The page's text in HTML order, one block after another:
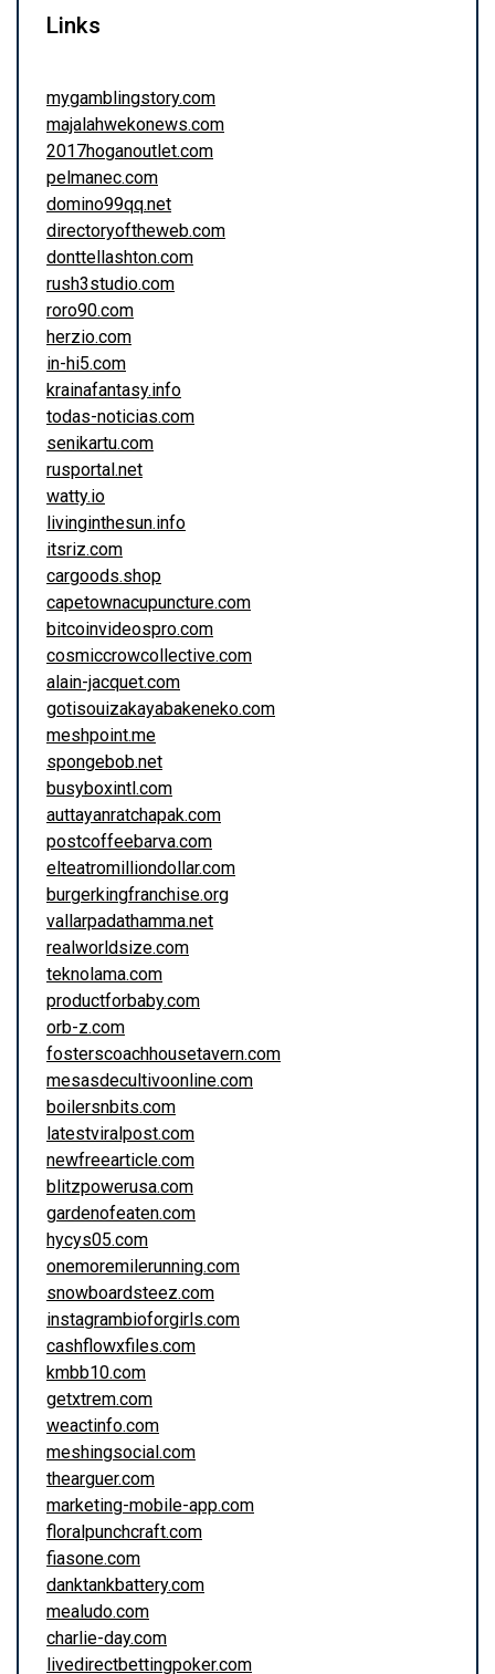
Links
mygamblingstory.com
majalahwekonews.com
2017hoganoutlet.com
pelmanec.com
domino99qq.net
directoryoftheweb.com
donttellashton.com
rush3studio.com
roro90.com
herzio.com
in-hi5.com
krainafantasy.info
todas-noticias.com
senikartu.com
rusportal.net
watty.io
livinginthesun.info
itsriz.com
cargoods.shop
capetownacupuncture.com
bitcoinvideospro.com
cosmiccrowcollective.com
alain-jacquet.com
gotisouizakayabakeneko.com
meshpoint.me
spongebob.net
busyboxintl.com
auttayanratchapak.com
postcoffeebarva.com
elteatromilliondollar.com
burgerkingfranchise.org
vallarpadathamma.net
realworldsize.com
teknolama.com
productforbaby.com
orb-z.com
fosterscoachhousetavern.com
mesasdecultivoonline.com
boilersnbits.com
latestviralpost.com
newfreearticle.com
blitzpowerusa.com
gardenofeaten.com
hycys05.com
onemoremilerunning.com
snowboardsteez.com
instagrambioforgirls.com
cashflowxfiles.com
kmbb10.com
getxtrem.com
weactinfo.com
meshingsocial.com
thearguer.com
marketing-mobile-app.com
floralpunchcraft.com
fiasone.com
danktankbattery.com
mealudo.com
charlie-day.com
livedirectbettingpoker.com